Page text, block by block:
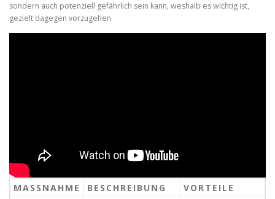
sondern auch potenziell gefährlich sein kann, weshalb es wichtig ist,
gezielt dagegen vorzugehen.
MASSNAHME BESCHREIBUNG VORTEILE